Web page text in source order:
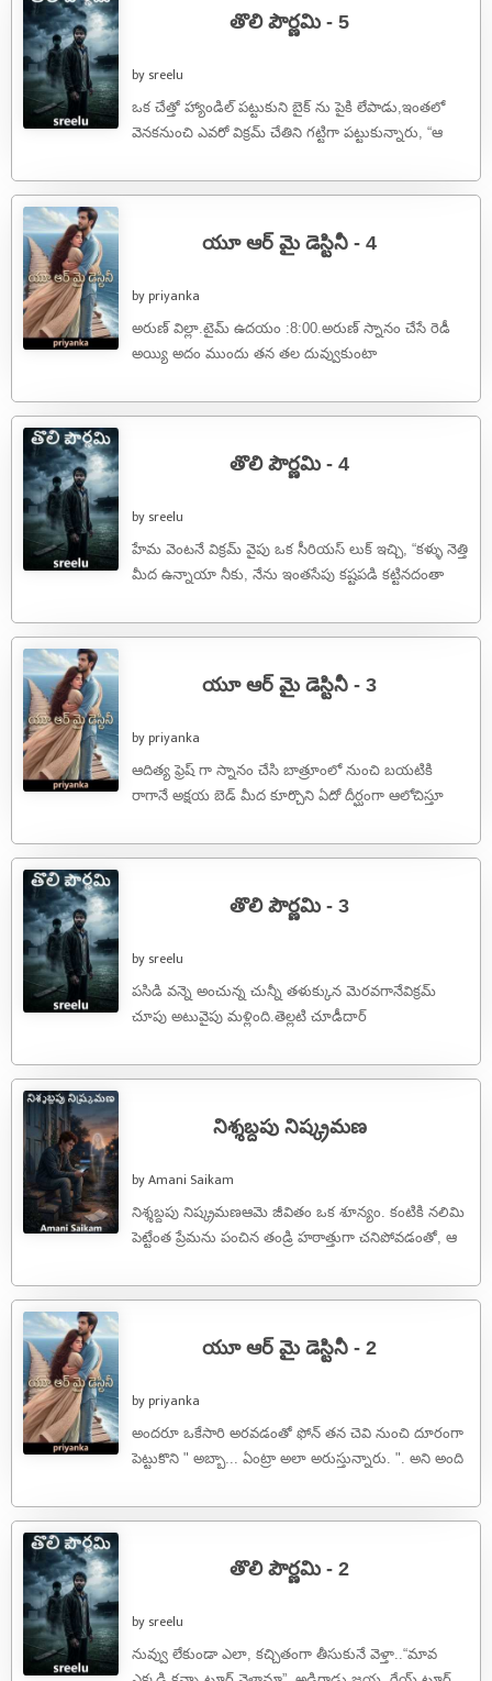
తొలి పౌర్ణమి - 5
by sreelu
ఒక చేత్తో హ్యాండిల్ పట్టుకుని బైక్ ను పైకి లేపాడు,ఇంతలో
వెనకనుంచి ఎవరో విక్రమ్ చేతిని గట్టిగా పట్టుకున్నారు, “ఆ
యూ ఆర్ మై డెస్టినీ - 4
by priyanka
అరుణ్ విల్లా.టైమ్ ఉదయం :8:00.అరుణ్ స్నానం చేసే రెడీ
అయ్యి అదం ముందు తన తల దువ్వుకుంటా
తొలి పౌర్ణమి - 4
by sreelu
హేమ వెంటనే విక్రమ్ వైపు ఒక సీరియస్ లుక్ ఇచ్చి, “కళ్ళు నెత్తి
మీద ఉన్నాయా నీకు, నేను ఇంతసేపు కష్టపడి కట్టినదంతా
యూ ఆర్ మై డెస్టినీ - 3
by priyanka
ఆదిత్య ఫ్రెష్ గా స్నానం చేసి బాత్రూంలో నుంచి బయటికి
రాగానే అక్షయ బెడ్ మీద కూర్చొని ఏదో దీర్ఘంగా ఆలోచిస్తూ
తొలి పౌర్ణమి - 3
by sreelu
పసిడి వన్నె అంచున్న చున్నీ తళుక్కున మెరవగానేవిక్రమ్
చూపు అటువైపు మళ్లింది.తెల్లటి చూడీదార్
మెట్టును దిగుతున్న ఆ అమ్మాయి,రాత్రి దీపాల ...
నిశ్శబ్దపు నిష్క్రమణ
by Amani Saikam
నిశ్శబ్దపు నిష్క్రమణఆమె జీవితం ఒక శూన్యం. కంటికి నలిమి
పెట్టేంత ప్రేమను పంచిన తండ్రి హఠాత్తుగా చనిపోవడంతో, ఆ
...
యూ ఆర్ మై డెస్టినీ - 2
by priyanka
అందరూ ఒకేసారి అరవడంతో ఫోన్ తన చెవి నుంచి దూరంగా
పెట్టుకొని " అబ్బా... ఏంట్రా అలా అరుస్తున్నారు. ". అని అంది
తొలి పౌర్ణమి - 2
by sreelu
నువ్వు లేకుండా ఎలా, కచ్చితంగా తీసుకునే వెళ్తా..“మావ